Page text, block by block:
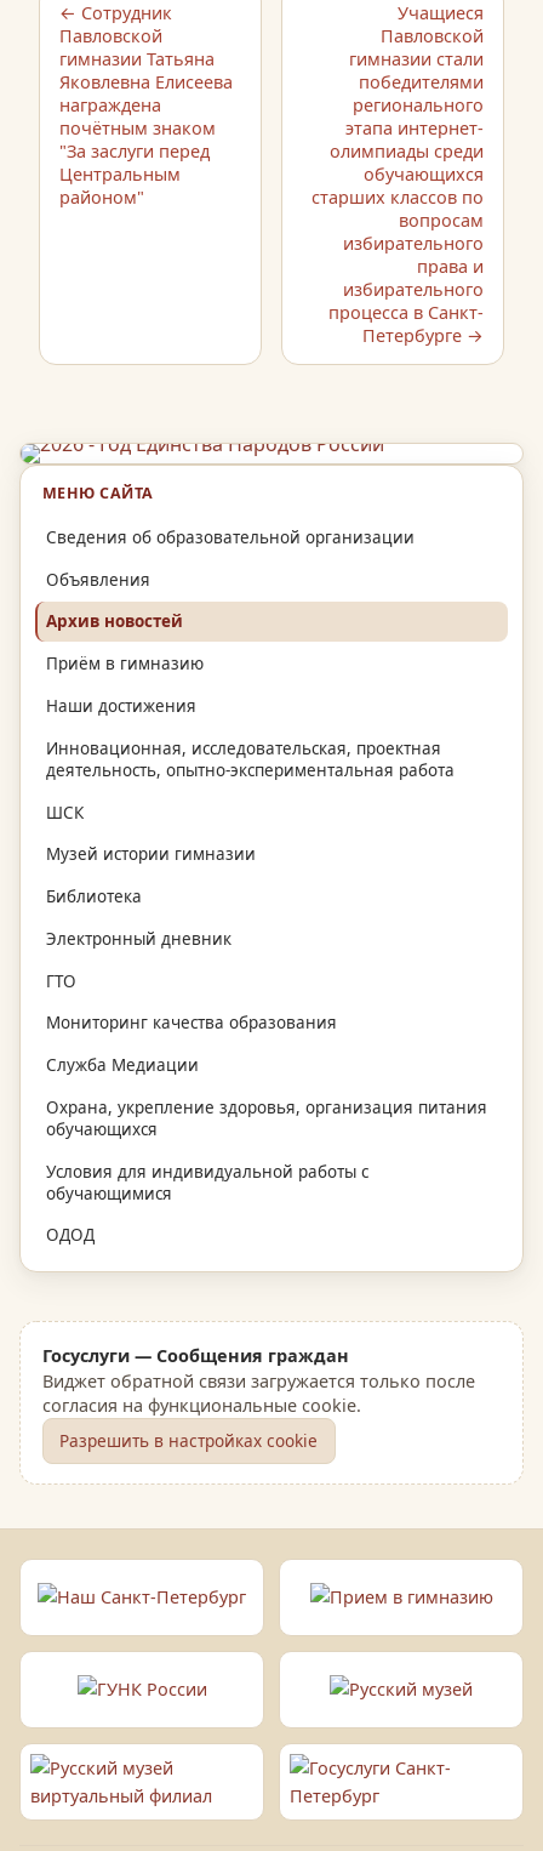
← Сотрудник
Павловской
гимназии Татьяна
Яковлевна Елисеева
награждена
почётным знаком
"За заслуги перед
Центральным
районом"
Учащиеся
Павловской
гимназии стали
победителями
регионального
этапа интернет-
олимпиады среди
обучающихся
старших классов по
вопросам
избирательного
права и
избирательного
процесса в Санкт-
Петербурге →
МЕНЮ САЙТА
Сведения об образовательной организации
Объявления
Архив новостей
Приём в гимназию
Наши достижения
Инновационная, исследовательская, проектная
деятельность, опытно-экспериментальная работа
ШСК
Музей истории гимназии
Библиотека
Электронный дневник
ГТО
Мониторинг качества образования
Служба Медиации
Охрана, укрепление здоровья, организация питания
обучающихся
Условия для индивидуальной работы с
обучающимися
ОДОД
Госуслуги — Сообщения граждан
Виджет обратной связи загружается только после
согласия на функциональные cookie.
Разрешить в настройках cookie